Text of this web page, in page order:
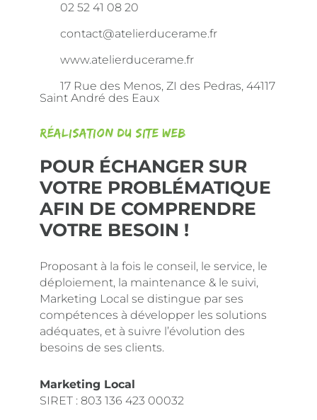
02 52 41 08 20
contact@atelierducerame.fr
www.atelierducerame.fr
17 Rue des Menos, ZI des Pedras, 44117
Saint André des Eaux
Réalisation du site web
POUR ÉCHANGER SUR
VOTRE PROBLÉMATIQUE
AFIN DE COMPRENDRE
VOTRE BESOIN !
Proposant à la fois le conseil, le service, le
déploiement, la maintenance & le suivi,
Marketing Local se distingue par ses
compétences à développer les solutions
adéquates, et à suivre l’évolution des
besoins de ses clients.
Marketing Local
SIRET : 803 136 423 00032